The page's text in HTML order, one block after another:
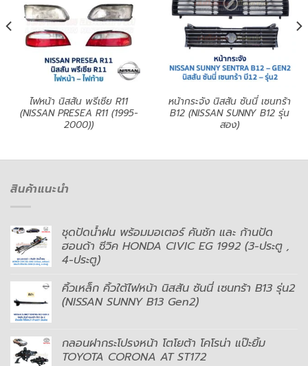
ไฟหน้า นิสสัน พรีเซีย R11
(NISSAN PRESEA R11 (1995-
2000))
หน้ากระจัง นิสสัน ซันนี่ เซนทร้า
B12 (NISSAN SUNNY B12 รุ่น
สอง)
สินค้าแนะนำ
ชุดปัดน้ำฝน พร้อมมอเตอร์ คันชัก และ ก้านปัด
ฮอนด้า ซีวิค HONDA CIVIC EG 1992 (3-ประตู ,
4-ประตู)
คิ้วเหล็ก คิ้วใต้ไฟหน้า นิสสัน ซันนี่ เซนทร้า B13 รุ่น2
(NISSAN SUNNY B13 Gen2)
กลอนฝากระโปรงหน้า โตโยต้า โคโรน่า แป๊ะยิ้ม
TOYOTA CORONA AT ST172